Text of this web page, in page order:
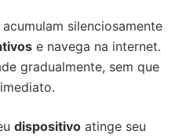
silenciosamente
e navega na internet.
gradualmente, sem que
dispositivo atinge seu